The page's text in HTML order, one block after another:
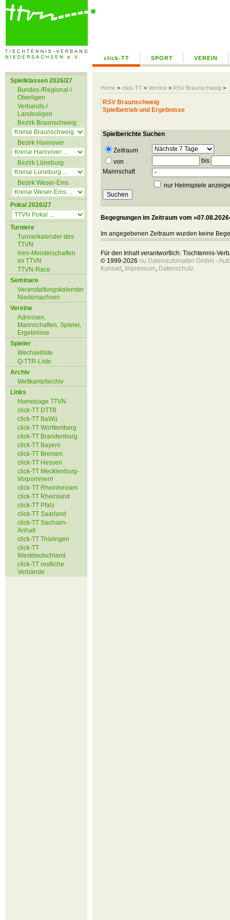
click-TT SPORT VEREIN
Home > click-TT > Vereine > RSV Braunschweig >
Spielklassen 2026/27
Bundes-/Regional-/
Oberligen
Verbands-/
Landesligen
Bezirk Braunschweig
Bezirk Hannover
Bezirk Lüneburg
Bezirk Weser-Ems
Pokal 2026/27
Turniere
Turnierkalender des
TTVN
mini-Meisterschaften
im TTVN
TTVN-Race
Seminare
Veranstaltungskalender
Niedersachsen
Vereine
Adressen,
Mannschaften, Spieler,
Ergebnisse
Spieler
Wechselliste
Q-TTR-Liste
Archiv
Wettkampfarchiv
Links
Homepage TTVN
click-TT DTTB
click-TT BaWü
click-TT Württemberg
click-TT Brandenburg
click-TT Bayern
click-TT Bremen
click-TT Hessen
click-TT Mecklenburg-
Vorpommern
click-TT Rheinhessen
click-TT Rheinland
click-TT Pfalz
click-TT Saarland
click-TT Sachsen-
Anhalt
click-TT Thüringen
click-TT
Westdeutschland
click-TT restliche
Verbände
RSV Braunschweig
Spielbetrieb und Ergebnisse
Spielberichte Suchen
Zeitraum
von
bis
Mannschaft
nur Heimspiele
Begegnungen im Zeitraum vom
Im angegebenen Zeitraum wurden keine
Für den Inhalt verantwortlich: Tischtennis-
© 1999-2026 nu Datenautomaten GmbH -
Kontakt, Impressum, Datenschutz